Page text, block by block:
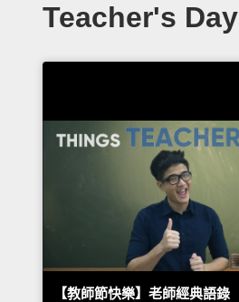
Teacher's Day
【教師節快樂】老師經典語錄